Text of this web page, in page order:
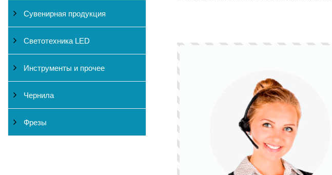
Сувенирная продукция
Светотехника LED
Инструменты и прочее
Чернила
Фрезы